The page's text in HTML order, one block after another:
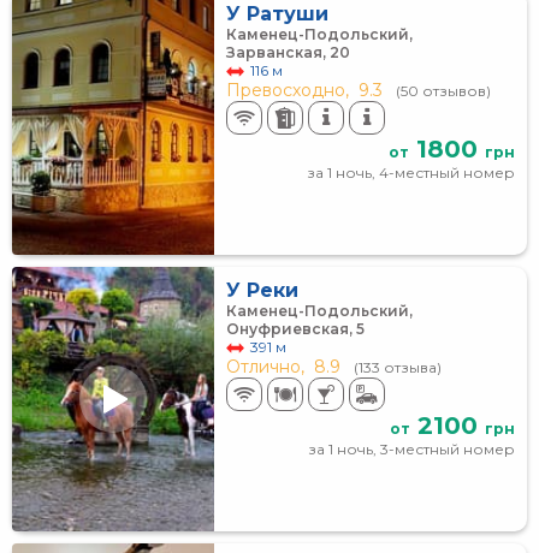
У Ратуши
Каменец-Подольский,
Зарванская, 20
116 м
Превосходно, 9.3 (50 отзывов)
от 1800 грн
за 1 ночь, 4-местный номер
У Реки
Каменец-Подольский,
Онуфриевская, 5
391 м
Отлично, 8.9 (133 отзыва)
от 2100 грн
за 1 ночь, 3-местный номер